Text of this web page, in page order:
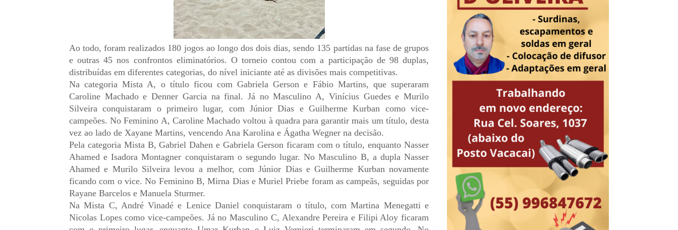
Ao todo, foram realizados 180 jogos ao longo dos dois dias, sendo 135 partidas na fase de grupos
e outras 45 nos confrontos eliminatórios. O torneio contou com a participação de 98 duplas,
distribuídas em diferentes categorias, do nível iniciante até as divisões mais competitivas.
Na categoria Mista A, o título ficou com Gabriela Gerson e Fábio Martins, que superaram
Caroline Machado e Denner Garcia na final. Já no Masculino A, Vinícius Guedes e Murilo
Silveira conquistaram o primeiro lugar, com Júnior Dias e Guilherme Kurban como vice-
campeões. No Feminino A, Caroline Machado voltou à quadra para garantir mais um título, desta
vez ao lado de Xayane Martins, vencendo Ana Karolina e Ágatha Wegner na decisão.
Pela categoria Mista B, Gabriel Dahen e Gabriela Gerson ficaram com o título, enquanto Nasser
Ahamed e Isadora Montagner conquistaram o segundo lugar. No Masculino B, a dupla Nasser
Ahamed e Murilo Silveira levou a melhor, com Júnior Dias e Guilherme Kurban novamente
ficando com o vice. No Feminino B, Mirna Dias e Muriel Priebe foram as campeãs, seguidas por
Rayane Barcelos e Manuela Sturmer.
Na Mista C, André Vinadé e Lenice Daniel conquistaram o título, com Martina Menegatti e
Nicolas Lopes como vice-campeões. Já no Masculino C, Alexandre Pereira e Filipi Aloy ficaram